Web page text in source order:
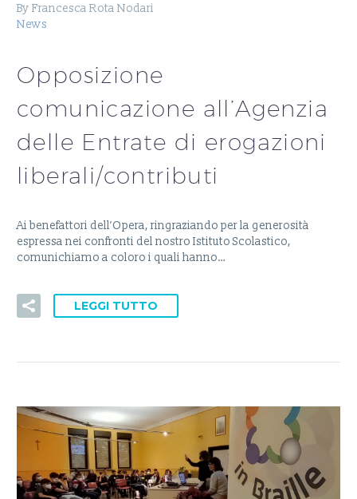
By Francesca Rota Nodari
News
Opposizione
comunicazione all’Agenzia
delle Entrate di erogazioni
liberali/contributi
Ai benefattori dell’Opera, ringraziando per la generosità
espressa nei confronti del nostro Istituto Scolastico,
comunichiamo a coloro i quali hanno…
LEGGI TUTTO